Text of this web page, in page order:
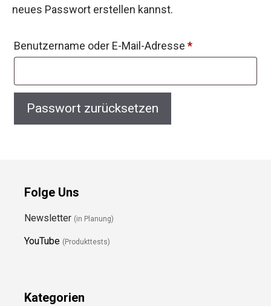
neues Passwort erstellen kannst.
Benutzername oder E-Mail-Adresse *Erforderlich
Passwort zurücksetzen
Folge Uns
Newsletter (in Planung)
YouTube (Produkttests)
Kategorien